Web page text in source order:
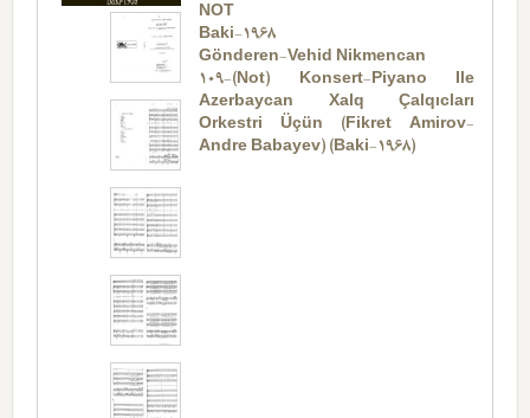
NOT
Baki-1968
Gönderen-Vehid Nikmencan
109-(Not) Konsert-Piyano Ile
Azerbaycan Xalq Çalqıcları
Orkestri Üçün (Fikret Amirov-
Andre Babayev) (Baki-1968)